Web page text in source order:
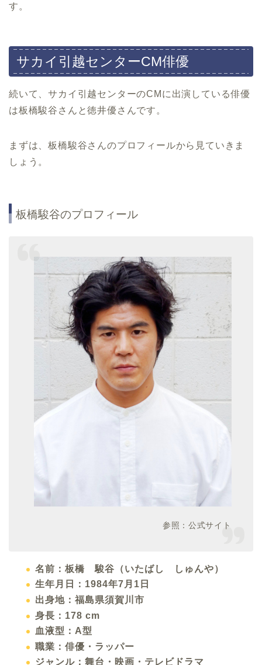
す。
サカイ引越センターCM俳優
続いて、サカイ引越センターのCMに出演している俳優
は板橋駿谷さんと徳井優さんです。
まずは、板橋駿谷さんのプロフィールから見ていきま
しょう。
板橋駿谷のプロフィール
参照：公式サイト
名前：板橋 駿谷（いたばし しゅんや）
生年月日：1984年7月1日
出身地：福島県須賀川市
身長：178 cm
血液型：A型
職業：俳優・ラッパー
ジャンル：舞台・映画・テレビドラマ